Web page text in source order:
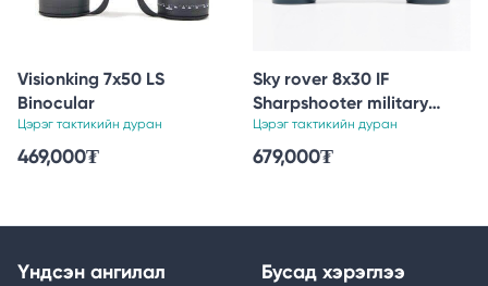
Visionking 7x50 LS
Binocular
Цэрэг тактикийн дуран
469,000₮
Sky rover 8x30 IF
Sharpshooter military
binoculars
Цэрэг тактикийн дуран
679,000₮
Үндсэн ангилал Бусад хэрэглээ